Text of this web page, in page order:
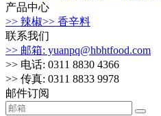
产品中心
>> 辣椒>> 香辛料
联系我们
>> 邮箱: yuanpq@hbhtfood.com
>> 电话: 0311 8830 4366
>> 传真: 0311 8833 9978
邮件订阅